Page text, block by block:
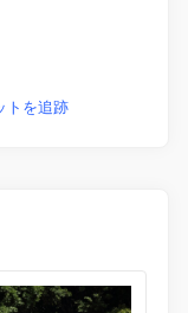
トを追跡